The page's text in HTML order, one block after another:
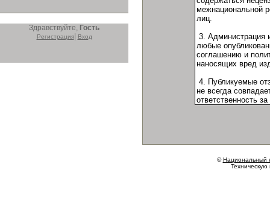
Здравствуйте, Гость
Регистрация| Вход
©Национальный